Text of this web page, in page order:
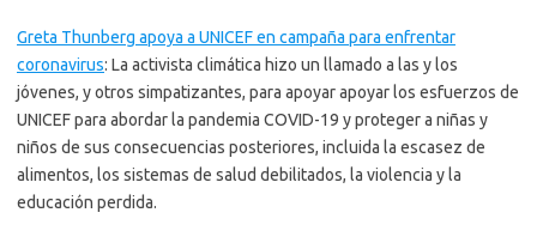
Greta Thunberg apoya a UNICEF en campaña para enfrentar
coronavirus: La activista climática hizo un llamado a las y los
jóvenes, y otros simpatizantes, para apoyar apoyar los esfuerzos de
UNICEF para abordar la pandemia COVID-19 y proteger a niñas y
niños de sus consecuencias posteriores, incluida la escasez de
alimentos, los sistemas de salud debilitados, la violencia y la
educación perdida.